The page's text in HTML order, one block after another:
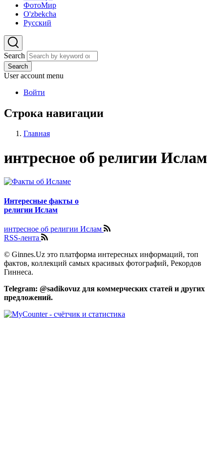
ФотоМир
O'zbekcha
Русский
Search
Search
User account menu
Войти
Строка навигации
Главная
интресное об религии Ислам
Интересные факты о
религии Ислам
интресное об религии Ислам
RSS-лента
© Ginnes.Uz это платформа интересных информаций, топ
фактов, коллекций самых красивых фотографий, Рекордов
Гиннеса.
Telegram: @sadikovuz для коммерческих статей и других
предложений.